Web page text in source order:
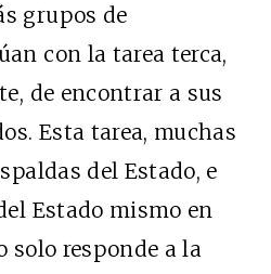
grupos de
con la tarea terca,
de encontrar a sus
Esta tarea, muchas
del Estado, e
Estado mismo en
solo responde a la